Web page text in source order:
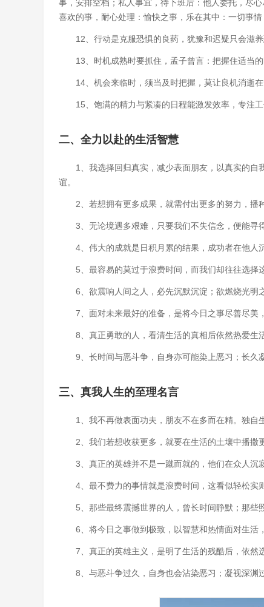
事，安排空档；私人事宜，待下班后：他人委托，尽
喜欢的事，耐心处理：愉快之事，乐在其中：一切事情
12、行动是克服恐惧的良药，犹豫和迟疑只会滋养
13、时机成熟时要抓住，孟子曾言：把握住适当的
14、机会来临时，须当及时把握，莫让良机消逝在
15、饱满的精力与紧凑的日程能激发效率，专注工
二、全力以赴的生活智慧
1、我选择回归真实，减少表面朋友，以真实的
谊。
2、若想拥有更多成果，就需付出更多的努力，播
3、无论境遇多艰难，只要我们不失信念，便能寻
4、伟大的成就是日积月累的结果，成功者在他人
5、最容易的莫过于浪费时间，而我们却往往选择
6、欲震响人间之人，必先沉默沉淀；欲燃烧光明
7、面对未来最好的准备，是将今日之事尽善尽美
8、真正勇敢的人，看清生活的真相后依然热爱生
9、长时间与恶斗争，自身亦可能染上恶习；长久
三、真我人生的至理名言
1、我不再做表面功夫，朋友不在多而在精。独自
2、我们若想收获更多，就要在生活的土壤中播撒
3、真正的英雄并不是一蹴而就的，他们在众人沉
4、最不费力的事情就是浪费时间，这看似轻松实
5、那些最终震撼世界的人，曾长时间静默；那些
6、将今日之事做到极致，以智慧和热情面对生活
7、真正的英雄主义，是明了生活的残酷后，依然
8、与恶斗争过久，自身也会沾染恶习；凝视深渊